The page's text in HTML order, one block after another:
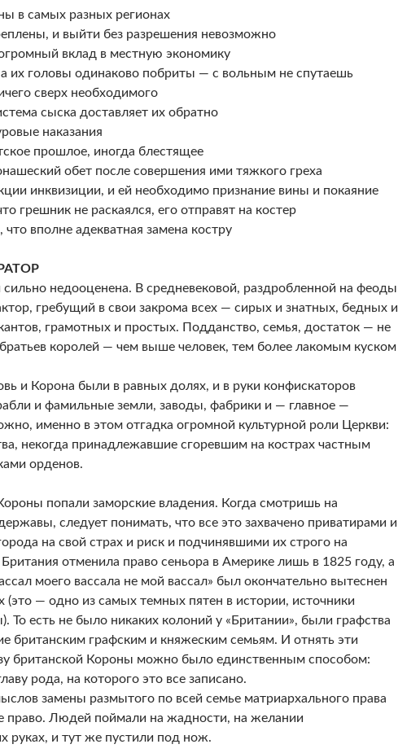
в самых разных регионах
и выйти без разрешения невозможно
вклад в местную экономику
их головы одинаково побриты — с вольным не спутаешь
сверх необходимого
сыска доставляет их обратно
наказания
прошлое, иногда блестящее
обет после совершения ими тяжкого греха
инквизиции, и ей необходимо признание вины и покаяние
грешник не раскаялся, его отправят на костер
вполне адекватная замена костру
сильно недооценена. В средневековой, раздробленной на феоды
гребущий в свои закрома всех — сирых и знатных, бедных и
грамотных и простых. Подданство, семья, достаток — не
королей — чем выше человек, тем более лакомым куском
и Корона были в равных долях, и в руки конфискаторов
и фамильные земли, заводы, фабрики и — главное —
именно в этом отгадка огромной культурной роли Церкви:
некогда принадлежавшие сгоревшим на кострах частным
орденов.
попали заморские владения. Когда смотришь на
следует понимать, что все это захвачено приватирами и
на свой страх и риск и подчинявшими их строго на
отменила право сеньора в Америке лишь в 1825 году, а
моего вассала не мой вассал» был окончательно вытеснен
(это — одно из самых темных пятен в истории, источники
То есть не было никаких колоний у «Британии», были графства
британским графским и княжеским семьям. И отнять эти
британской Короны можно было единственным способом:
рода, на которого это все записано.
замены размытого по всей семье матриархального права
право. Людей поймали на жадности, на желании
руках, и тут же пустили под нож.